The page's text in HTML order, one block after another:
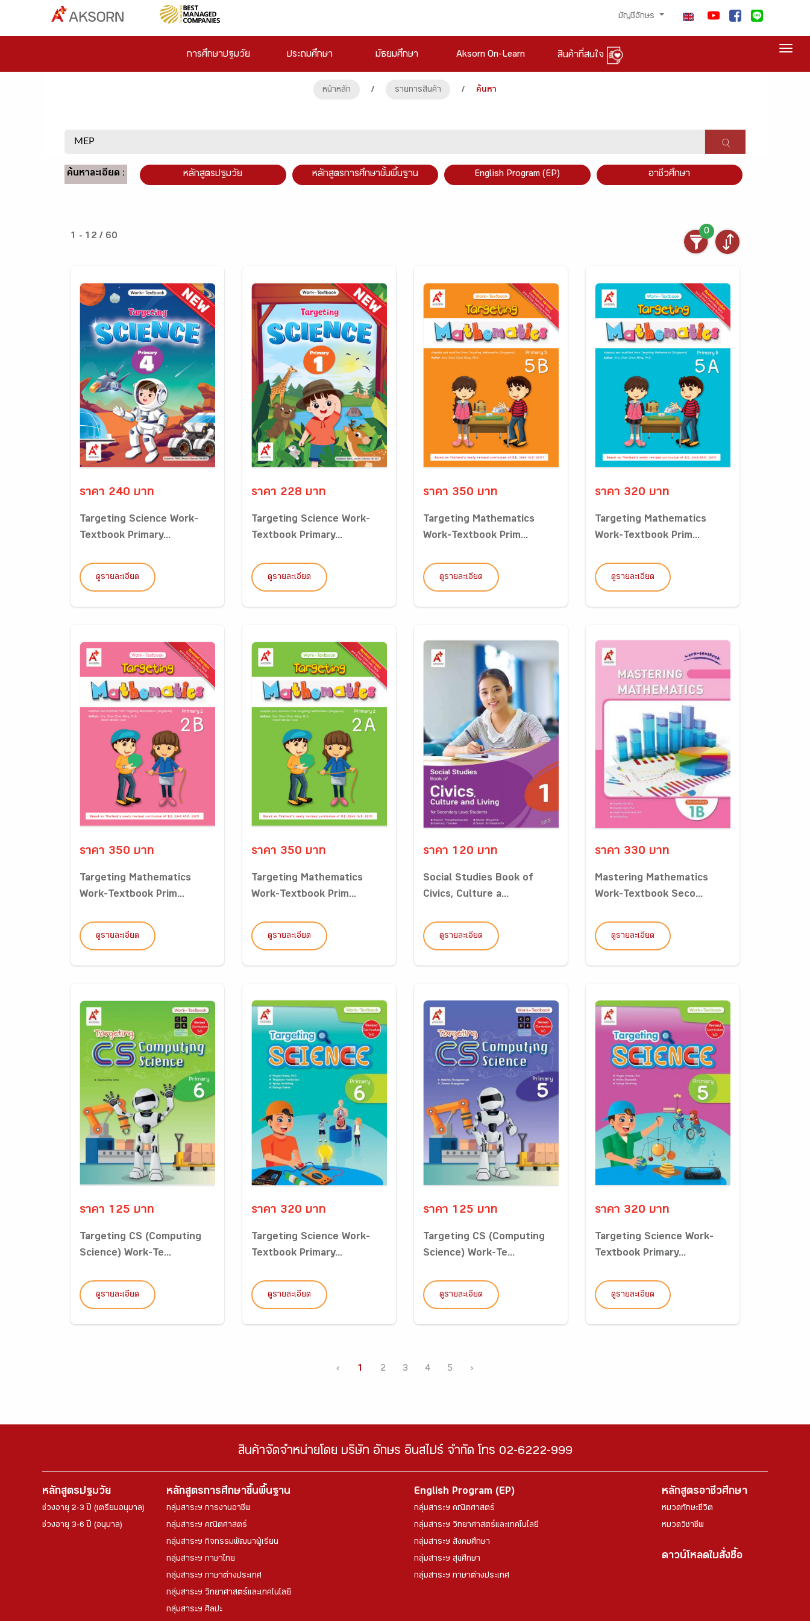
บัญชีอักษร
การศึกษาปฐมวัย ประถมศึกษา มัธยมศึกษา Aksorn On-Learn สินค้าที่สนใจ
หน้าหลัก / รายการสินค้า / ค้นหา
ค้นหาละเอียด : หลักสูตรปฐมวัย หลักสูตรการศึกษาขั้นพื้นฐาน English Program (EP) อาชีวศึกษา
1 - 12 / 60
0
ราคา 240 บาท
Targeting Science Work-
Textbook Primary...
ดูรายละเอียด
ราคา 228 บาท
Targeting Science Work-
Textbook Primary...
ดูรายละเอียด
ราคา 350 บาท
Targeting Mathematics
Work-Textbook Prim...
ดูรายละเอียด
ราคา 320 บาท
Targeting Mathematics
Work-Textbook Prim...
ดูรายละเอียด
ราคา 350 บาท
Targeting Mathematics
Work-Textbook Prim...
ดูรายละเอียด
ราคา 350 บาท
Targeting Mathematics
Work-Textbook Prim...
ดูรายละเอียด
ราคา 120 บาท
Social Studies Book of
Civics, Culture a...
ดูรายละเอียด
ราคา 330 บาท
Mastering Mathematics
Work-Textbook Seco...
ดูรายละเอียด
ราคา 125 บาท
Targeting CS (Computing
Science) Work-Te...
ดูรายละเอียด
ราคา 320 บาท
Targeting Science Work-
Textbook Primary...
ดูรายละเอียด
ราคา 125 บาท
Targeting CS (Computing
Science) Work-Te...
ดูรายละเอียด
ราคา 320 บาท
Targeting Science Work-
Textbook Primary...
ดูรายละเอียด
‹ 1 2 3 4 5 ›
สินค้าจัดจำหน่ายโดย บริษัท อักษร อินสไปร์ จำกัด โทร 02-6222-999
หลักสูตรปฐมวัย
ช่วงอายุ 2-3 ปี (เตรียมอนุบาล)
ช่วงอายุ 3-6 ปี (อนุบาล)
หลักสูตรการศึกษาขึ้นพื้นฐาน
กลุ่มสาระฯ การงานอาชีพ
กลุ่มสาระฯ คณิตศาสตร์
กลุ่มสาระฯ กิจกรรมพัฒนาผู้เรียน
กลุ่มสาระฯ ภาษาไทย
กลุ่มสาระฯ ภาษาต่างประเทศ
กลุ่มสาระฯ วิทยาศาสตร์และเทคโนโลยี
กลุ่มสาระฯ ศิลปะ
English Program (EP)
กลุ่มสาระฯ คณิตศาสตร์
กลุ่มสาระฯ วิทยาศาสตร์และเทคโนโลยี
กลุ่มสาระฯ สังคมศึกษา
กลุ่มสาระฯ สุขศึกษา
กลุ่มสาระฯ ภาษาต่างประเทศ
หลักสูตรอาชีวศึกษา
หมวดทักษะชีวิต
หมวดวิชาชีพ
ดาวน์โหลดใบสั่งซื้อ